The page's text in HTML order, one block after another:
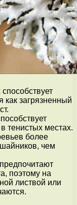
как загрязненный
тенистых местах.
более
чем
поэтому на
листвой или